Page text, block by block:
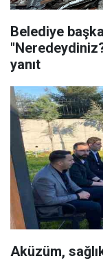
Belediye
yanıt
Aküzüm,